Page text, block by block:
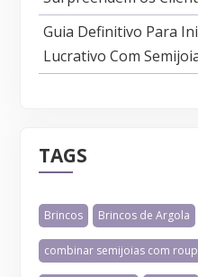
Guia Definitivo Para
Lucrativo Com
TAGS
Brincos Brincos de Argola
combinar semijoias com